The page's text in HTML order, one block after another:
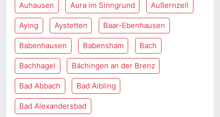
Auhausen Aura im Sinngrund Außernzell
Aying Aystetten Baar-Ebenhausen
Babenhausen Babensham Bach
Bachhagel Bächingen an der Brenz
Bad Abbach Bad Aibling
Bad Alexandersbad